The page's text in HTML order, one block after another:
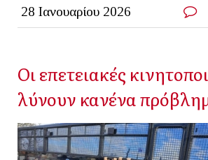
28 Ιανουαρίου 2026
Οι επετειακές
λύνουν κανένα